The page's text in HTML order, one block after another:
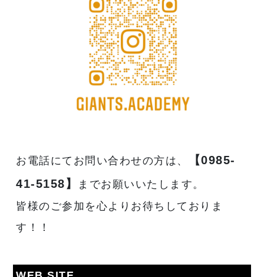
お電話にてお問い合わせの方は、
【0985-
41-5158】
までお願いいたします。
皆様のご参加を心よりお待ちしておりま
す！！